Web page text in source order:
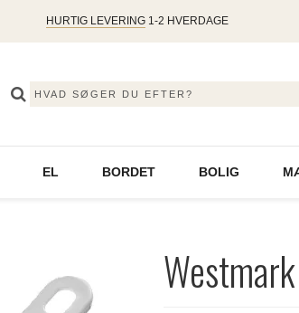
HURTIG LEVERING1-2 HVERDAGE
EL BORDET BOLIG